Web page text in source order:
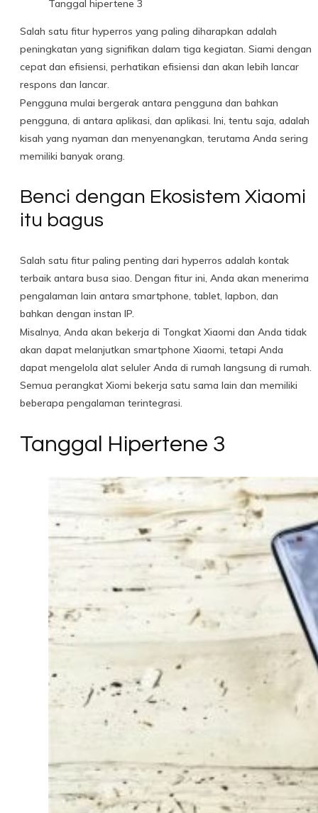
Tanggal hipertene 3
Salah satu fitur hyperros yang paling diharapkan adalah
peningkatan yang signifikan dalam tiga kegiatan. Siami dengan
cepat dan efisiensi, perhatikan efisiensi dan akan lebih lancar
respons dan lancar.
Pengguna mulai bergerak antara pengguna dan bahkan
pengguna, di antara aplikasi, dan aplikasi. Ini, tentu saja, adalah
kisah yang nyaman dan menyenangkan, terutama Anda sering
memiliki banyak orang.
Benci dengan Ekosistem Xiaomi
itu bagus
Salah satu fitur paling penting dari hyperros adalah kontak
terbaik antara busa siao. Dengan fitur ini, Anda akan menerima
pengalaman lain antara smartphone, tablet, lapbon, dan
bahkan dengan instan IP.
Misalnya, Anda akan bekerja di Tongkat Xiaomi dan Anda tidak
akan dapat melanjutkan smartphone Xiaomi, tetapi Anda
dapat mengelola alat seluler Anda di rumah langsung di rumah.
Semua perangkat Xiomi bekerja satu sama lain dan memiliki
beberapa pengalaman terintegrasi.
Tanggal Hipertene 3